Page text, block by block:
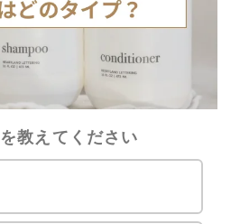
教えてください